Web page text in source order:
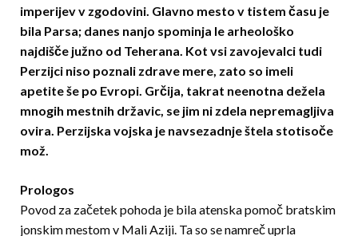
imperijev v zgodovini. Glavno mesto v tistem času je
bila Parsa; danes nanjo spominja le arheološko
najdišče južno od Teherana. Kot vsi zavojevalci tudi
Perzijci niso poznali zdrave mere, zato so imeli
apetite še po Evropi. Grčija, takrat neenotna dežela
mnogih mestnih državic, se jim ni zdela nepremagljiva
ovira. Perzijska vojska je navsezadnje štela stotisoče
mož.
Prologos
Povod za začetek pohoda je bila atenska pomoč bratskim
jonskim mestom v Mali Aziji. Ta so se namreč uprla